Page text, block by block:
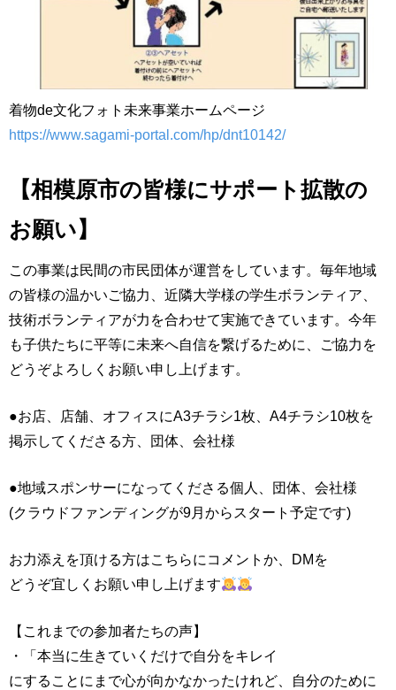
着物de文化フォト未来事業ホームページ
https://www.sagami-portal.com/hp/dnt10142/
【相模原市の皆様にサポート拡散の
お願い】
この事業は民間の市民団体が運営をしています。毎年地域
の皆様の温かいご協力、近隣大学様の学生ボランティア、
技術ボランティアが力を合わせて実施できています。今年
も子供たちに平等に未来へ自信を繋げるために、ご協力を
どうぞよろしくお願い申し上げます。
●お店、店舗、オフィスにA3チラシ1枚、A4チラシ10枚を
掲示してくださる方、団体、会社様
●地域スポンサーになってくださる個人、団体、会社様
(クラウドファンディングが9月からスタート予定です)
お力添えを頂ける方はこちらにコメントか、DMを
どうぞ宜しくお願い申し上げます
【これまでの参加者たちの声】
・「本当に生きていくだけで自分をキレイ
にすることにまで心が向かなかったけれど、自分のために